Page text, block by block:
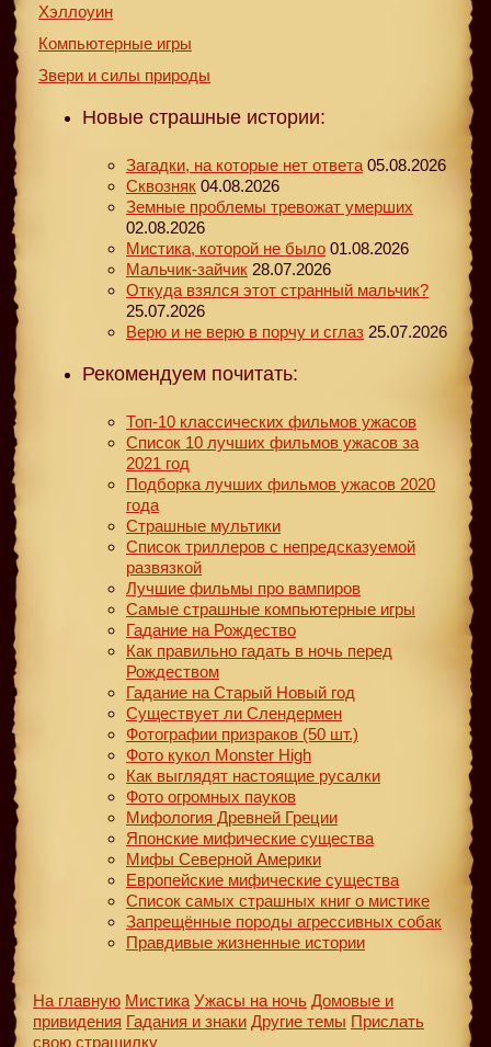
Хэллоуин
Компьютерные игры
Звери и силы природы
Новые страшные истории:
Загадки, на которые нет ответа 05.08.2026
Сквозняк 04.08.2026
Земные проблемы тревожат умерших
02.08.2026
Мистика, которой не было 01.08.2026
Мальчик-зайчик 28.07.2026
Откуда взялся этот странный мальчик?
25.07.2026
Верю и не верю в порчу и сглаз 25.07.2026
Рекомендуем почитать:
Топ-10 классических фильмов ужасов
Список 10 лучших фильмов ужасов за
2021 год
Подборка лучших фильмов ужасов 2020
года
Страшные мультики
Список триллеров с непредсказуемой
развязкой
Лучшие фильмы про вампиров
Самые страшные компьютерные игры
Гадание на Рождество
Как правильно гадать в ночь перед
Рождеством
Гадание на Старый Новый год
Существует ли Слендермен
Фотографии призраков (50 шт.)
Фото кукол Monster High
Как выглядят настоящие русалки
Фото огромных пауков
Мифология Древней Греции
Японские мифические существа
Мифы Северной Америки
Европейские мифические существа
Список самых страшных книг о мистике
Запрещённые породы агрессивных собак
Правдивые жизненные истории
На главную Мистика Ужасы на ночь Домовые и
привидения Гадания и знаки Другие темы Прислать
свою страшилку